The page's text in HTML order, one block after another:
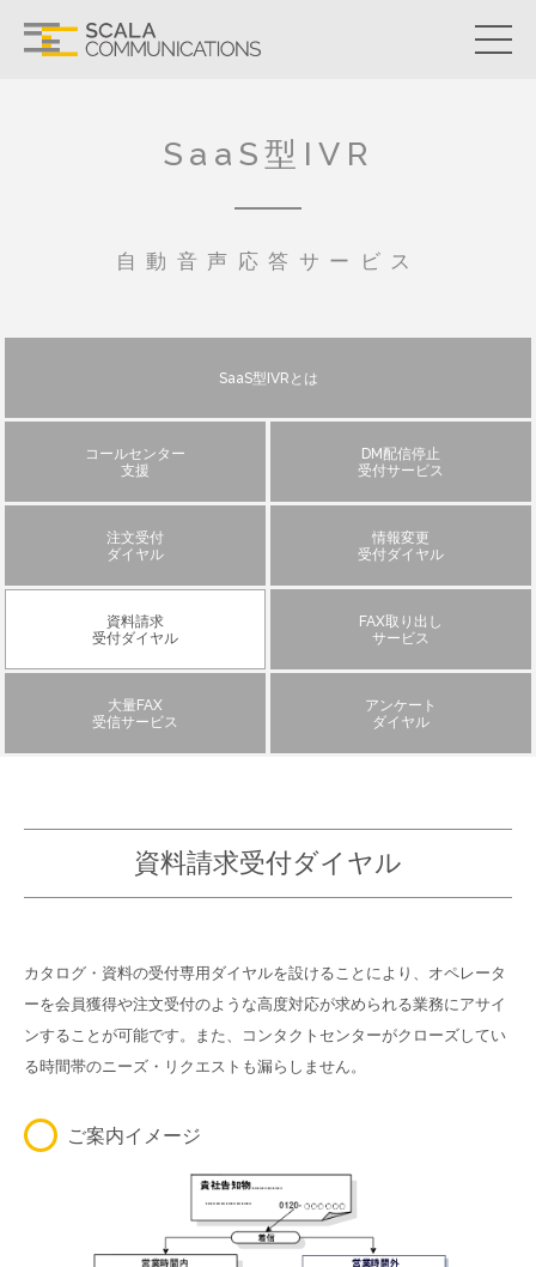
SaaS型IVR
自動音声応答サービス
SaaS型IVRとは
コールセンター
支援
DM配信停止
受付サービス
注文受付
ダイヤル
情報変更
受付ダイヤル
資料請求
受付ダイヤル
FAX取り出し
サービス
大量FAX
受信サービス
アンケート
ダイヤル
資料請求受付ダイヤル
カタログ・資料の受付専用ダイヤルを設けることにより、オペレータ
ーを会員獲得や注文受付のような高度対応が求められる業務にアサイ
ンすることが可能です。また、コンタクトセンターがクローズしてい
る時間帯のニーズ・リクエストも漏らしません。
ご案内イメージ